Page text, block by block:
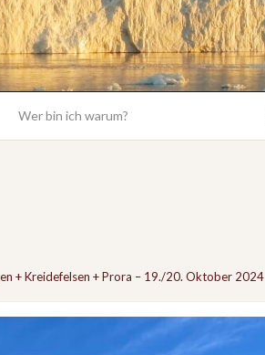
Wer bin ich warum?
+ Kreidefelsen + Prora – 19./20. Oktober 2024